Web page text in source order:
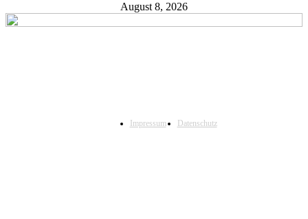
August 8, 2026
Impressum Datenschutz